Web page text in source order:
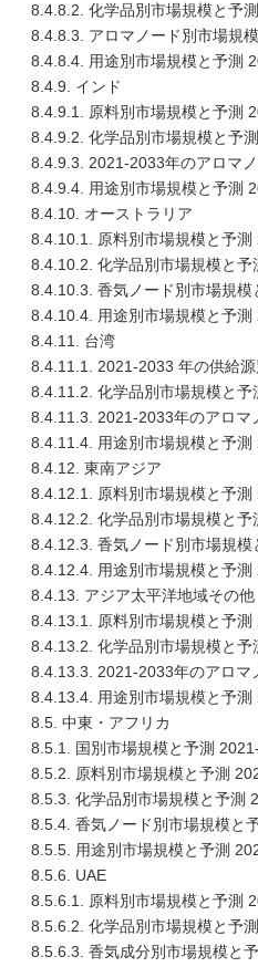
8.4.8.2. 化学品別市場規模と予
8.4.8.3. アロマノード別市場規
8.4.8.4. 用途別市場規模と予測
8.4.9. インド
8.4.9.1. 原料別市場規模と予測
8.4.9.2. 化学品別市場規模と予
8.4.9.3. 2021-2033年のアロマ
8.4.9.4. 用途別市場規模と予測
8.4.10. オーストラリア
8.4.10.1. 原料別市場規模と予測
8.4.10.2. 化学品別市場規模と予
8.4.10.3. 香気ノード別市場規
8.4.10.4. 用途別市場規模と予測
8.4.11. 台湾
8.4.11.1. 2021-2033 年の供給
8.4.11.2. 化学品別市場規模と予
8.4.11.3. 2021-2033年のアロマ
8.4.11.4. 用途別市場規模と予測
8.4.12. 東南アジア
8.4.12.1. 原料別市場規模と予測
8.4.12.2. 化学品別市場規模と予
8.4.12.3. 香気ノード別市場規
8.4.12.4. 用途別市場規模と予測
8.4.13. アジア太平洋地域その他
8.4.13.1. 原料別市場規模と予測
8.4.13.2. 化学品別市場規模と予
8.4.13.3. 2021-2033年のアロマ
8.4.13.4. 用途別市場規模と予測
8.5. 中東・アフリカ
8.5.1. 国別市場規模と予測
8.5.2. 原料別市場規模と予測
8.5.3. 化学品別市場規模と予測
8.5.4. 香気ノード別市場規模と
8.5.5. 用途別市場規模と予測
8.5.6. UAE
8.5.6.1. 原料別市場規模と予測
8.5.6.2. 化学品別市場規模と予
8.5.6.3. 香気成分別市場規模と